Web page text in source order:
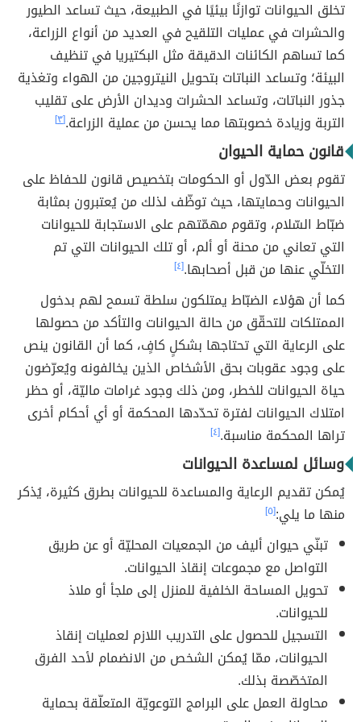
تخلق الحيوانات توازنًا بيئيًا في الطبيعة، حيث تساعد الطيور
والحشرات في عمليات التلقيح في العديد من أنواع الزراعة،
كما تساهم الكائنات الدقيقة مثل البكتيريا في تنظيف
البيئة؛ وتساعد النباتات بتحويل النيتروجين من الهواء وتغذية
جذور النباتات، وتساعد الحشرات وديدان الأرض على تقليب
التربة وزيادة خصوبتها مما يحسن من عملية الزراعة.[٣]
قانون حماية الحيوان
تقوم بعض الدّول أو الحكومات بتخصيص قانون للحفاظ على
الحيوانات وحمايتها، حيث توظّف لذلك من يُعتبرون بمثابة
ضبّاط السّلام، وتقوم مهمّتهم على الاستجابة للحيوانات
التي تعاني من محنة أو ألم، أو تلك الحيوانات التي تم
التخلّي عنها من قبل أصحابها.[٤]
كما أن هؤلاء الضبّاط يمتلكون سلطة تسمح لهم بدخول
الممتلكات للتحقّق من حالة الحيوانات والتأكد من حصولها
على الرعاية التي تحتاجها بشكلٍ كافٍ، كما أن القانون ينص
على وجود عقوبات بحق الأشخاص الذين يخالفونه ويُعرّضون
حياة الحيوانات للخطر، ومن ذلك وجود غرامات ماليّة، أو حظر
امتلاك الحيوانات لفترة تحدّدها المحكمة أو أي أحكام أخرى
تراها المحكمة مناسبة.[٤]
وسائل لمساعدة الحيوانات
يُمكن تقديم الرعاية والمساعدة للحيوانات بطرق كثيرة، يُذكر
منها ما يلي:[٥]
تبنّي حيوان أليف من الجمعيات المحليّة أو عن طريق
التواصل مع مجموعات إنقاذ الحيوانات.
تحويل المساحة الخلفية للمنزل إلى ملجأ أو ملاذ
للحيوانات.
التسجيل للحصول على التدريب اللازم لعمليات إنقاذ
الحيوانات، ممّا يُمكن الشخص من الانضمام لأحد الفرق
المتخصّصة بذلك.
محاولة العمل على البرامج التوعويّة المتعلّقة بحماية